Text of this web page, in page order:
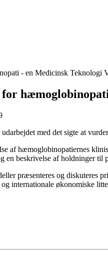
- en Medicinsk Teknologi
med det sigte at
af hæmoglobinopatiernes
en beskrivelse af holdninger
præsenteres og
internationale økonomiske